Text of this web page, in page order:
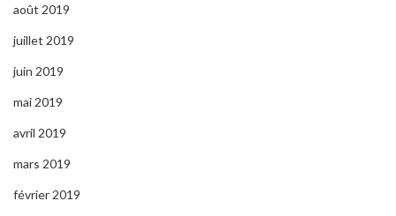
août 2019
juillet 2019
juin 2019
mai 2019
avril 2019
mars 2019
février 2019